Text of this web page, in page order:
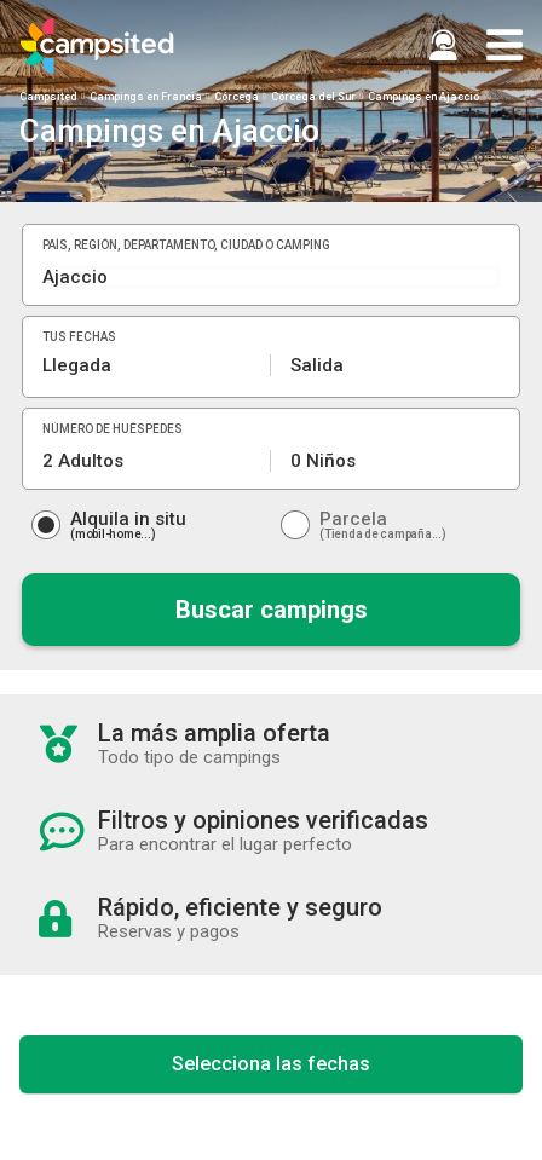
Campsited Campings en Francia Córcega Córcega del Sur Campings en Ajaccio
Campings en Ajaccio
PAÍS, REGIÓN, DEPARTAMENTO, CIUDAD O CAMPING
TUS FECHAS
Llegada Salida
NÚMERO DE HUÉSPEDES
2 Adultos 0 Niños
Alquila in situ
mobil-home...
Parcela
Tienda de campaña...
Buscar campings
La más amplia oferta
Todo tipo de campings
Filtros y opiniones verificadas
Para encontrar el lugar perfecto
Rápido, eficiente y seguro
Reservas y pagos
Selecciona las fechas